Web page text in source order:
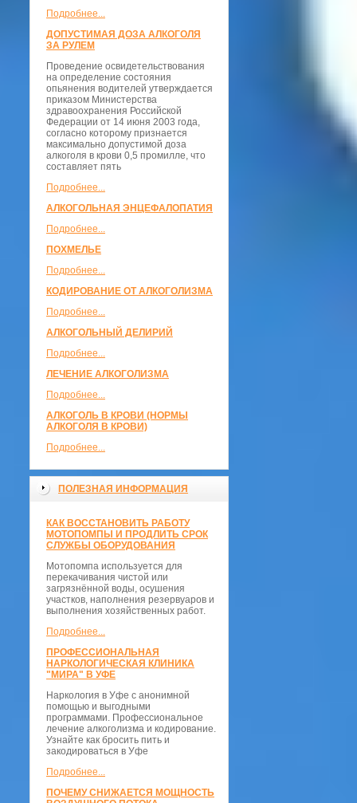
Подробнее...
ДОПУСТИМАЯ ДОЗА АЛКОГОЛЯ
ЗА РУЛЕМ
Проведение освидетельствования
на определение состояния
опьянения водителей утверждается
приказом Министерства
здравоохранения Российской
Федерации от 14 июня 2003 года,
согласно которому признается
максимально допустимой доза
алкоголя в крови 0,5 промилле, что
составляет пять
Подробнее...
АЛКОГОЛЬНАЯ ЭНЦЕФАЛОПАТИЯ
Подробнее...
ПОХМЕЛЬЕ
Подробнее...
КОДИРОВАНИЕ ОТ АЛКОГОЛИЗМА
Подробнее...
АЛКОГОЛЬНЫЙ ДЕЛИРИЙ
Подробнее...
ЛЕЧЕНИЕ АЛКОГОЛИЗМА
Подробнее...
АЛКОГОЛЬ В КРОВИ (НОРМЫ
АЛКОГОЛЯ В КРОВИ)
Подробнее...
ПОЛЕЗНАЯ ИНФОРМАЦИЯ
КАК ВОССТАНОВИТЬ РАБОТУ
МОТОПОМПЫ И ПРОДЛИТЬ СРОК
СЛУЖБЫ ОБОРУДОВАНИЯ
Мотопомпа используется для
перекачивания чистой или
загрязнённой воды, осушения
участков, наполнения резервуаров и
выполнения хозяйственных работ.
Подробнее...
ПРОФЕССИОНАЛЬНАЯ
НАРКОЛОГИЧЕСКАЯ КЛИНИКА
"МИРА" В УФЕ
Наркология в Уфе с анонимной
помощью и выгодными
программами. Профессиональное
лечение алкоголизма и кодирование.
Узнайте как бросить пить и
закодироваться в Уфе
Подробнее...
ПОЧЕМУ СНИЖАЕТСЯ МОЩНОСТЬ